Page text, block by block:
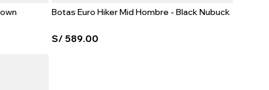
Botas Euro Hiker Mid Hombre - Black Nubuck
S/ 589.00